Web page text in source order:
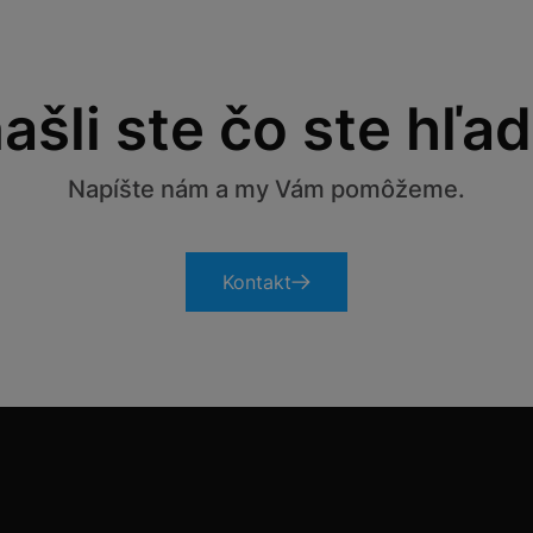
ste čo ste
Napíšte nám a my Vám pomôžeme.
Kontakt